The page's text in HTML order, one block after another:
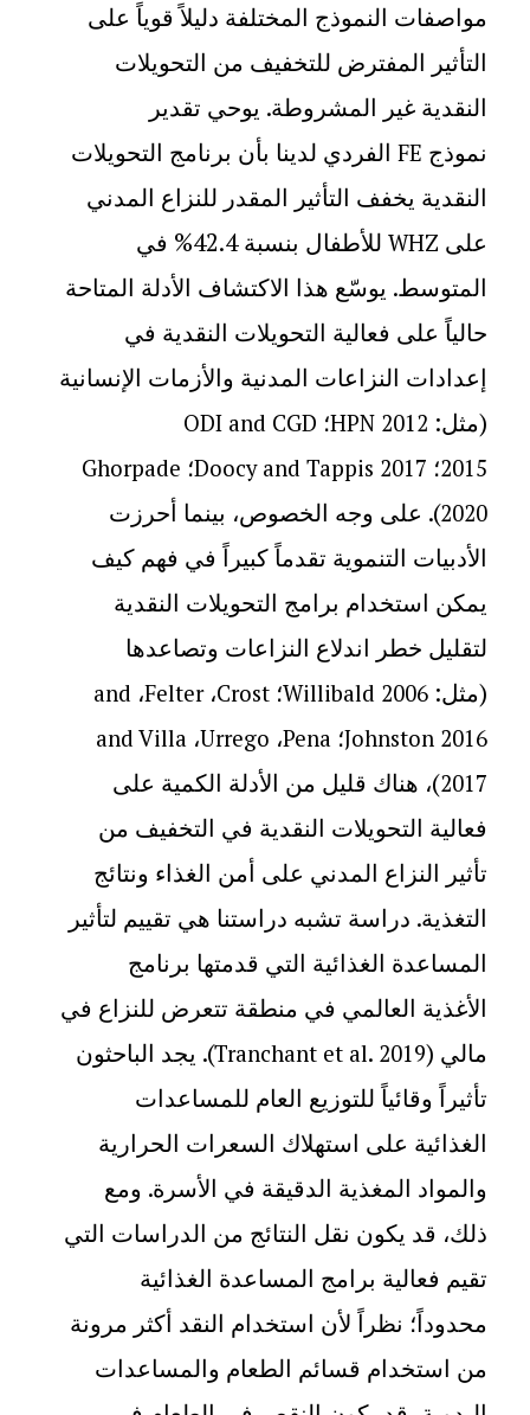
مواصفات النموذج المختلفة دليلاً قوياً على
التأثير المفترض للتخفيف من التحويلات
النقدية غير المشروطة. يوحي تقدير
نموذجFEالفردي لدينا بأن برنامج التحويلات
النقدية يخفف التأثير المقدر للنزاع المدني
على WHZ
للأطفال بنسبة 42.4% في
المتوسط. يوسّع هذا الاكتشاف الأدلة المتاحة
حالياً على فعالية التحويلات النقدية في
إعدادات النزاعات المدنية والأزمات الإنسانية
(مثل:HPN 2012؛ODI and CGD
2015؛Doocy and Tappis 2017؛Ghorpade
2020). على وجه الخصوص، بينما أحرزت
الأدبيات التنموية تقدماً كبيراً في فهم كيف
يمكن استخدام برامج التحويلات النقدية
لتقليل خطر اندلاع النزاعات وتصاعدها
(مثل:Willibald 2006؛Crost،Felter،and
Johnston 2016؛Pena،Urrego،and Villa
2017)، هناك قليل من الأدلة الكمية على
فعالية التحويلات النقدية في التخفيف من
تأثير النزاع المدني على أمن الغذاء ونتائج
التغذية. دراسة تشبه دراستنا هي تقييم لتأثير
المساعدة الغذائية التي قدمتها برنامج
الأغذية العالمي في منطقة تتعرض للنزاع في
مالي (Tranchant et al. 2019). يجد الباحثون
تأثيراً وقائياً للتوزيع العام للمساعدات
الغذائية على استهلاك السعرات الحرارية
والمواد المغذية الدقيقة في الأسرة. ومع
ذلك، قد يكون نقل النتائج من الدراسات التي
تقيم فعالية برامج المساعدة الغذائية
محدوداً؛ نظراً لأن استخدام النقد أكثر مرونة
من استخدام قسائم الطعام والمساعدات